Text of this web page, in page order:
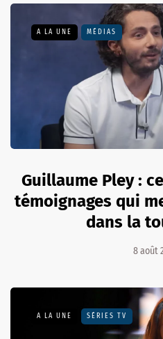
A LA UNE MÉDIAS
Guillaume Pley :
témoignages qui
dans la
8 août
A LA UNE SÉRIES TV